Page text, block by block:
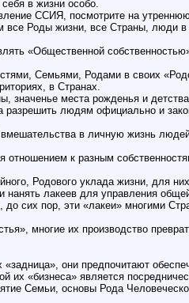
в жизни особо.
ССИЯ, посмотрите на
все Роды жизни, все Страны, люди
«Общественной
Семьями, Родами в своих
в Странах.
значенье места рожденья и
людям официально и
вмешательства в личную жизнь
отношением к разным
Родового уклада жизни, для
лакеев для управления
сих пор, эти «лакеи» многими
многие их производство
они предпочитают
их «бизнеса» является
Семьи, основы Рода